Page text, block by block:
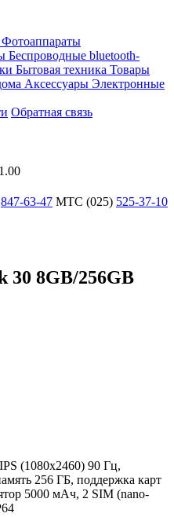
Фотоаппараты
Беспроводные bluetooth-
Бытовая техника Товары
Аксессуары Электронные
Обратная связь
847-63-47 MTC (025) 525-37-10
30 8GB/256GB
(1080x2460) 90 Гц,
256 ГБ, поддержка карт
5000 мАч, 2 SIM (nano-